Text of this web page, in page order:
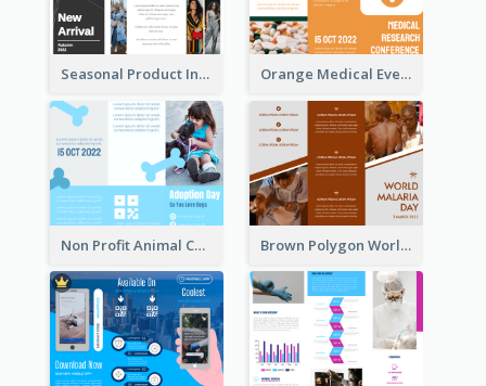
Seasonal Product Informational Tri Fold Brochure Orange Medical Event Program Tri Fold Brochure
Non Profit Animal Community Tri Fold Brochure Brown Polygon World Malaria Day Brochure